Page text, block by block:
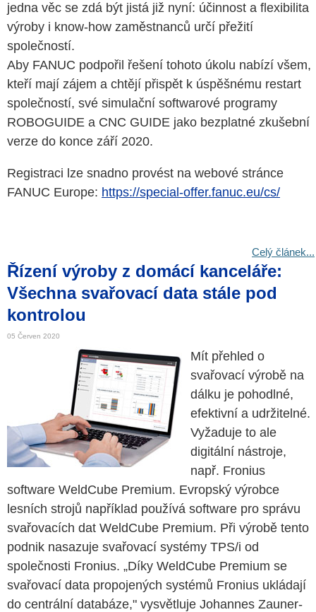
jedna věc se zdá být jistá již nyní: účinnost a flexibilita
výroby i know-how zaměstnanců určí přežití
společností.
Aby FANUC podpořil řešení tohoto úkolu nabízí všem,
kteří mají zájem a chtějí přispět k úspěšnému restart
společností, své simulační softwarové programy
ROBOGUIDE a CNC GUIDE jako bezplatné zkušební
verze do konce září 2020.
Registraci lze snadno provést na webové stránce
FANUC Europe: https://special-offer.fanuc.eu/cs/
Celý článek...
Řízení výroby z domácí kanceláře:
Všechna svařovací data stále pod
kontrolou
05 Červen 2020
Mít přehled o
svařovací výrobě na
dálku je pohodlné,
efektivní a udržitelné.
Vyžaduje to ale
digitální nástroje,
např. Fronius
software WeldCube Premium. Evropský výrobce
lesních strojů například používá software pro správu
svařovacích dat WeldCube Premium. Při výrobě tento
podnik nasazuje svařovací systémy TPS/i od
společnosti Fronius. „Díky WeldCube Premium se
svařovací data propojených systémů Fronius ukládají
do centrální databáze," vysvětluje Johannes Zauner-